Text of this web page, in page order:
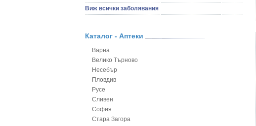
Анемия при бебето и детето
Апетит - пълни деца
Безапетитие при бебето и детето
Бронхит и пневмония при деца
Варицела
Висока температура на бебето и детето
Възпаление на ушите на бебето и детето
Глисти
Грижа за пъпа на новороденото
Грип при бебето и детето
Гърч
Виж всички заболявания
Каталог - Аптеки
Варна
Велико Търново
Несебър
Пловдив
Русе
Сливен
София
Стара Загора